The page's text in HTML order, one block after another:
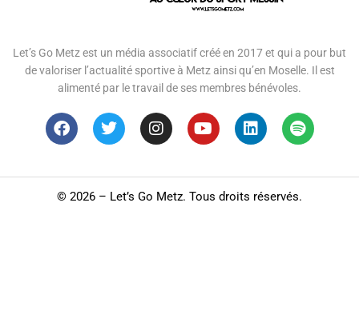
Let’s Go Metz est un média associatif créé en 2017 et qui a pour but
de valoriser l’actualité sportive à Metz ainsi qu’en Moselle. Il est
alimenté par le travail de ses membres bénévoles.
© 2026 – Let’s Go Metz. Tous droits réservés.